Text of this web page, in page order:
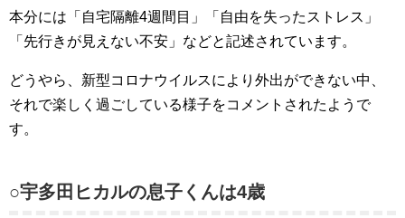
本分には「自宅隔離4週間目」「自由を失ったストレス」
「先行きが見えない不安」などと記述されています。
どうやら、新型コロナウイルスにより外出ができない中、
それで楽しく過ごしている様子をコメントされたようで
す。
○宇多田ヒカルの息子くんは4歳